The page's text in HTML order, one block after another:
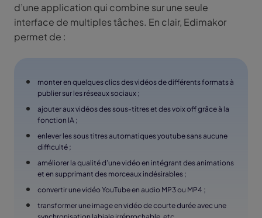
d’une application qui combine sur une seule
interface de multiples tâches. En clair, Edimakor
permet de :
monter en quelques clics des vidéos de différents formats à
publier sur les réseaux sociaux ;
ajouter aux vidéos des sous-titres et des voix off grâce à la
fonction IA ;
enlever les sous titres automatiques youtube sans aucune
difficulté ;
améliorer la qualité d’une vidéo en intégrant des animations
et en supprimant des morceaux indésirables ;
convertir une vidéo YouTube en audio MP3 ou MP4 ;
transformer une image en vidéo de courte durée avec une